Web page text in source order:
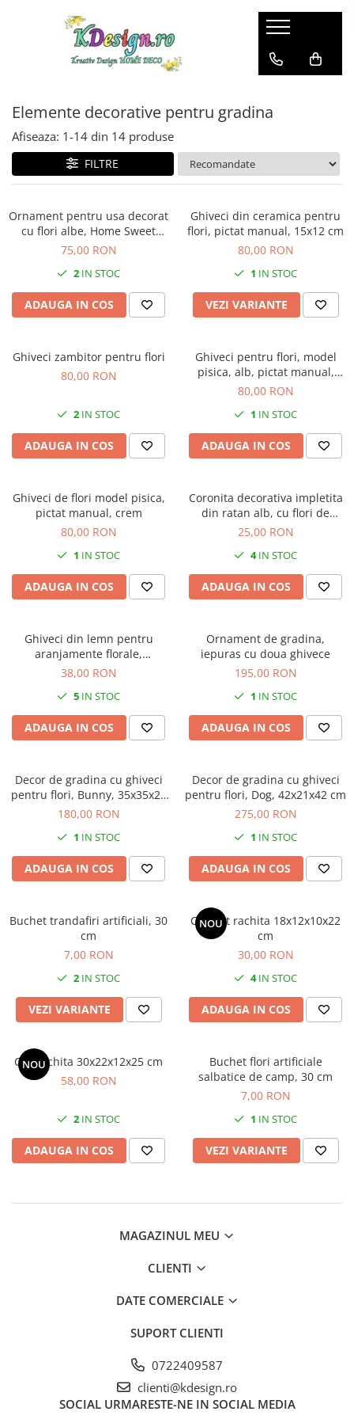
Home & Deco
Elemente decorative pentru casa
Plante artificiale
Vaze si ghivece pentru flori
Garden Deco
De Sezon
Primavara si Paste
Vara
Elemente decorative pentru gradina
Afiseaza: 1-14 din 14 produse
FILTRE
Ornament pentru usa decorat
cu flori albe, Home Sweet
Home, 35 cm
75,00 RON
2 IN STOC
ADAUGA IN COS
Ghiveci din ceramica pentru
flori, pictat manual, 15x12 cm
80,00 RON
1 IN STOC
VEZI VARIANTE
Ghiveci zambitor pentru flori
80,00 RON
2 IN STOC
ADAUGA IN COS
Ghiveci pentru flori, model
pisica, alb, pictat manual,
15x11 cm
80,00 RON
1 IN STOC
ADAUGA IN COS
Ghiveci de flori model pisica,
pictat manual, crem
80,00 RON
1 IN STOC
ADAUGA IN COS
Coronita decorativa impletita
din ratan alb, cu flori de
25,00 RON
4IN STOC
ADAUGA IN COS
Ghiveci din lemn pentru
aranjamente florale,
20x25x11cm
38,00 RON
5 IN STOC
ADAUGA IN COS
Ornament de gradina,
iepuras cu doua ghivece
195,00 RON
1 IN STOC
ADAUGA IN COS
Decor de gradina cu ghiveci
pentru flori, Bunny, 35x35x20
cm
180,00 RON
1 IN STOC
ADAUGA IN COS
Decor de gradina cu ghiveci
pentru flori, Dog, 42x21x42 cm
275,00 RON
1 IN STOC
ADAUGA IN COS
Buchet trandafiri artificiali, 30
cm
7,00 RON
2 IN STOC
VEZI VARIANTE
NOU
Cosulet rachita 18x12x10x22
cm
30,00 RON
4IN STOC
ADAUGA IN COS
NOU
Cos rachita 30x22x12x25 cm
58,00 RON
2 IN STOC
ADAUGA IN COS
Buchet flori artificiale
salbatice de camp, 30 cm
7,00 RON
1 IN STOC
VEZI VARIANTE
MAGAZINUL MEU
CLIENTI
DATE COMERCIALE
SUPORT CLIENTI
0722409587
clienti@kdesign.ro
SOCIAL URMARESTE-NE IN SOCIAL MEDIA